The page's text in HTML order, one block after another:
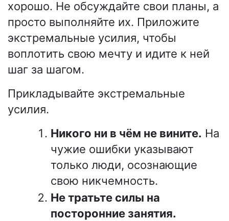
хорошо. Не обсуждайте свои планы, а
просто выполняйте их. Приложите
экстремальные усилия, чтобы
воплотить свою мечту и идите к ней
шаг за шагом.
Прикладывайте экстремальные
усилия.
Никого ни в чём не вините. На
чужие ошибки указывают
только люди, осознающие
свою никчемность.
Не тратьте силы на
посторонние занятия.